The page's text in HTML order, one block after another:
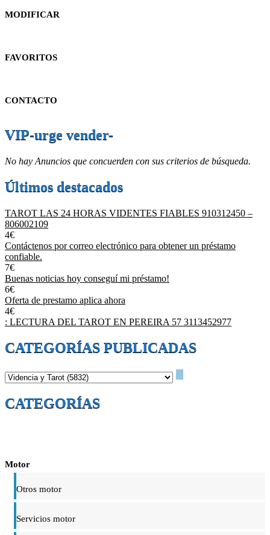
MODIFICAR
FAVORITOS
CONTACTO
VIP-urge vender-
No hay Anuncios que concuerden con sus criterios de búsqueda.
Últimos destacados
TAROT LAS 24 HORAS VIDENTES FIABLES 910312450 –
806002109
4€
Contáctenos por correo electrónico para obtener un préstamo
confiable.
7€
Buenas noticias hoy conseguí mi préstamo!
6€
Oferta de prestamo aplica ahora
4€
: LECTURA DEL TAROT EN PEREIRA 57 3113452977
CATEGORÍAS PUBLICADAS
CATEGORÍAS
Motor
Otros motor
Servicios motor